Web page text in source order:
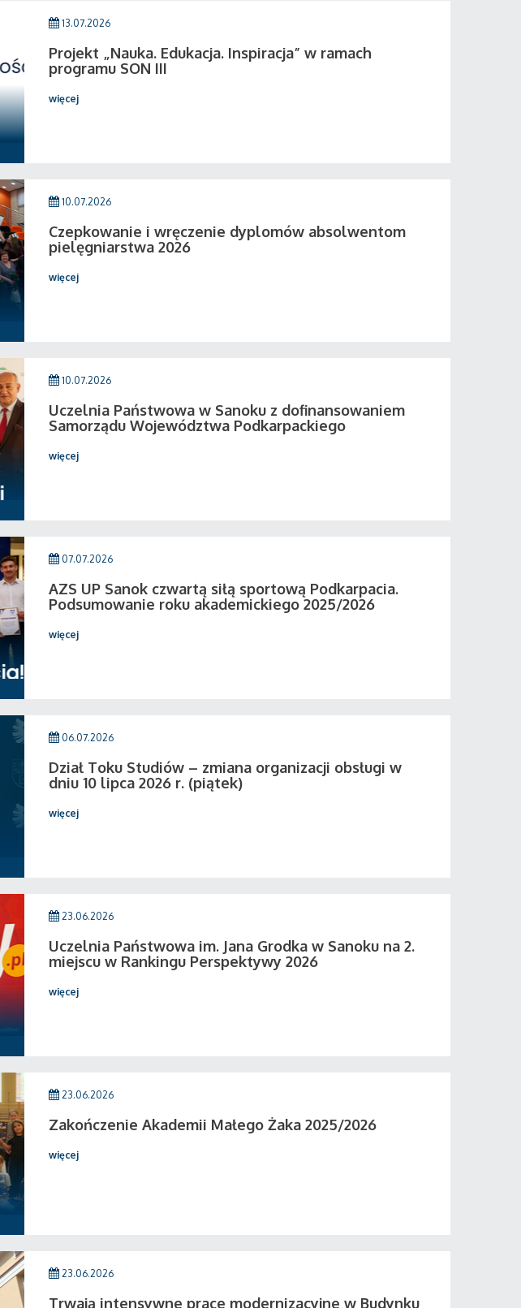
13.07.2026
Projekt „Nauka. Edukacja. Inspiracja” w ramach
programu SON III
więcej
10.07.2026
Czepkowanie i wręczenie dyplomów absolwentom
pielęgniarstwa 2026
więcej
10.07.2026
Uczelnia Państwowa w Sanoku z dofinansowaniem
Samorządu Województwa Podkarpackiego
więcej
07.07.2026
AZS UP Sanok czwartą siłą sportową Podkarpacia.
Podsumowanie roku akademickiego 2025/2026
więcej
06.07.2026
Dział Toku Studiów – zmiana organizacji obsługi w
dniu 10 lipca 2026 r. (piątek)
więcej
23.06.2026
Uczelnia Państwowa im. Jana Grodka w Sanoku na 2.
miejscu w Rankingu Perspektywy 2026
więcej
23.06.2026
Zakończenie Akademii Małego Żaka 2025/2026
więcej
23.06.2026
Trwają intensywne prace modernizacyjne w Budynku